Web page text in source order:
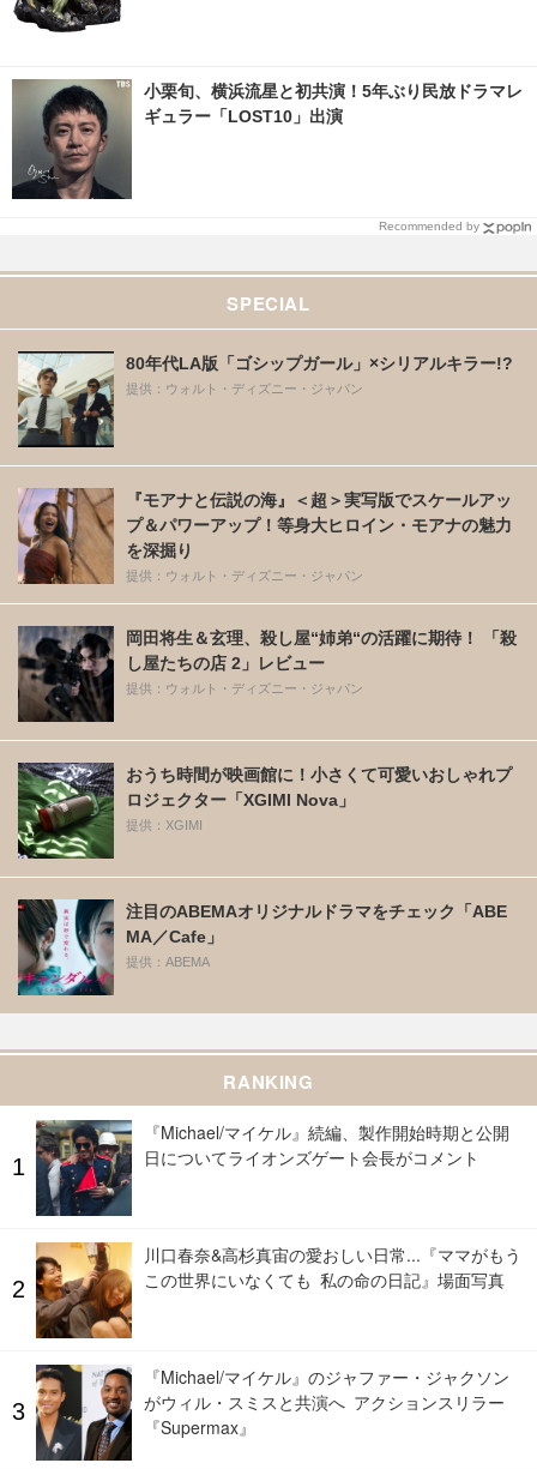
小栗旬、横浜流星と初共演！5年ぶり民放ドラマレ
ギュラー「LOST10」出演
Recommended by
SPECIAL
80年代LA版「ゴシップガール」×シリアルキラー!?
提供：ウォルト・ディズニー・ジャパン
『モアナと伝説の海』＜超＞実写版でスケールアッ
プ＆パワーアップ！等身大ヒロイン・モアナの魅力
を深掘り
提供：ウォルト・ディズニー・ジャパン
岡田将生＆玄理、殺し屋“姉弟“の活躍に期待！ 「殺
し屋たちの店 2」レビュー
提供：ウォルト・ディズニー・ジャパン
おうち時間が映画館に！小さくて可愛いおしゃれプ
ロジェクター「XGIMI Nova」
提供：XGIMI
注目のABEMAオリジナルドラマをチェック「ABE
MA／Cafe」
提供：ABEMA
RANKING
『Michael/マイケル』続編、製作開始時期と公開
日についてライオンズゲート会長がコメント
川口春奈&高杉真宙の愛おしい日常...『ママがもう
この世界にいなくても 私の命の日記』場面写真
『Michael/マイケル』のジャファー・ジャクソン
がウィル・スミスと共演へ アクションスリラー
『Supermax』